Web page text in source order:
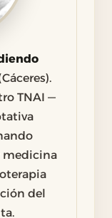
TNAI —
medicina
del